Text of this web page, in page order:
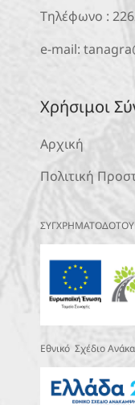
Τηλέφωνο :
e-mail:
Χρήσιμοι
Αρχική
Πολιτική
Εθνικό Σχέδιο